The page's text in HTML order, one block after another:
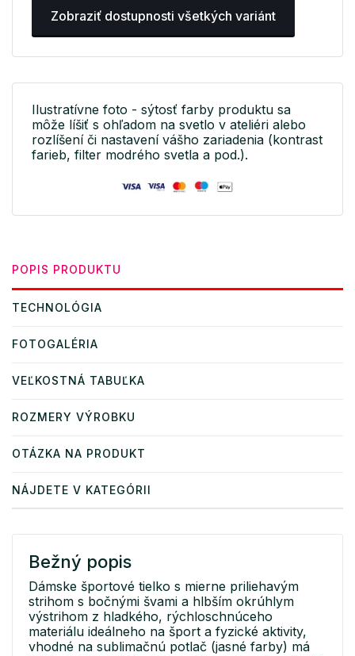
Zobraziť dostupnosti všetkých variánt
Ilustratívne foto - sýtosť farby produktu sa
môže líšiť s ohľadom na svetlo v ateliéri alebo
rozlíšení či nastavení vášho zariadenia (kontrast
farieb, filter modrého svetla a pod.).
POPIS PRODUKTU
TECHNOLÓGIA
FOTOGALÉRIA
VEĽKOSTNÁ TABUĽKA
ROZMERY VÝROBKU
OTÁZKA NA PRODUKT
NÁJDETE V KATEGÓRII
Bežný popis
Dámske športové tielko s mierne priliehavým
strihom s bočnými švami a hlbším okrúhlym
výstrihom z hladkého, rýchloschnúceho
materiálu ideálneho na šport a fyzické aktivity,
vhodné na sublimačnú potlač (jasné farby) má